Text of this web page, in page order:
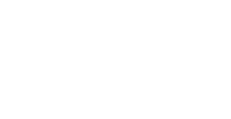
Reseptilääkkeiden tilaaminen
-
tunnistautua. Apteekki käsittelee